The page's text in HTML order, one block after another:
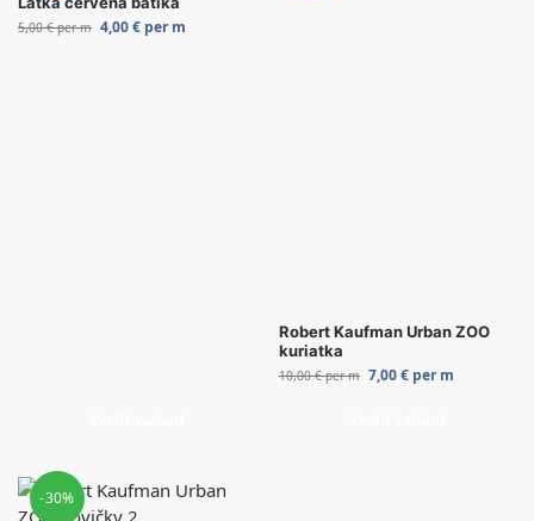
5,00€per m 4,00€ per m
Robert Kaufman Urban ZOO
kuriatka
10,00€per m 7,00€ per m
-30%